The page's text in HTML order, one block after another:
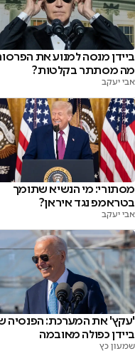
ביידן מנסה למנוע את
מה מסתתר בקלטות?
אבי יעקב
מסתורי: מי הנשיא שתומך
בטראמפ נגד איראן?
אבי יעקב
'עקץ' את המערכת: הפנסיה
ביידן כפולה מאובמה
שמעון כץ